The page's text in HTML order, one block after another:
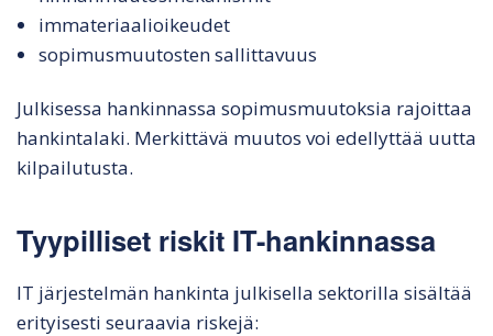
immateriaalioikeudet
sopimusmuutosten sallittavuus
Julkisessa hankinnassa sopimusmuutoksia rajoittaa
hankintalaki. Merkittävä muutos voi edellyttää uutta
kilpailutusta.
Tyypilliset riskit IT-hankinnassa
IT järjestelmän hankinta julkisella sektorilla sisältää
erityisesti seuraavia riskejä: